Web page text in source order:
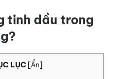
tinh dầu trong
LỤC [Ẩn]